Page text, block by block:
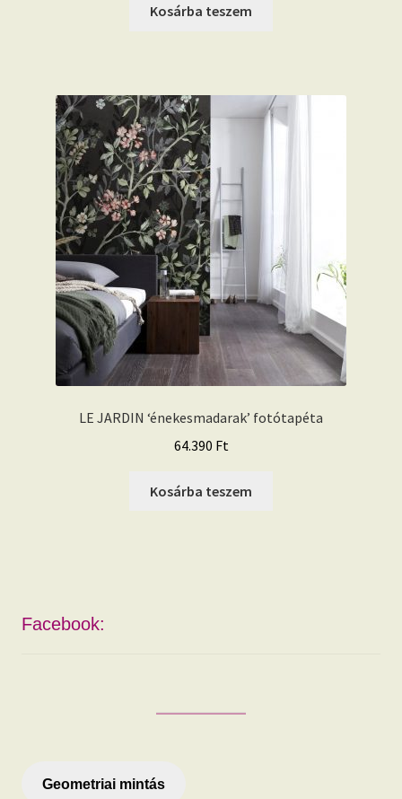
Kosárba teszem
LE JARDIN ‘énekesmadarak’ fotótapéta
64.390 Ft
Kosárba teszem
Facebook:
Geometriai mintás